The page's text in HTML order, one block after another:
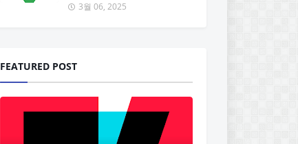
3월 06, 2025
FEATURED POST